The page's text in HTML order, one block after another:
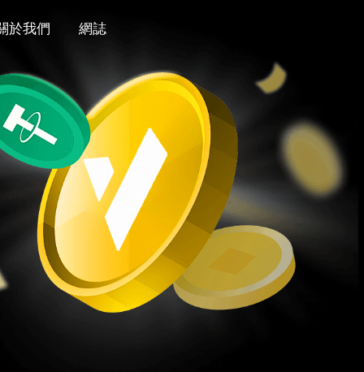
於我們 網誌